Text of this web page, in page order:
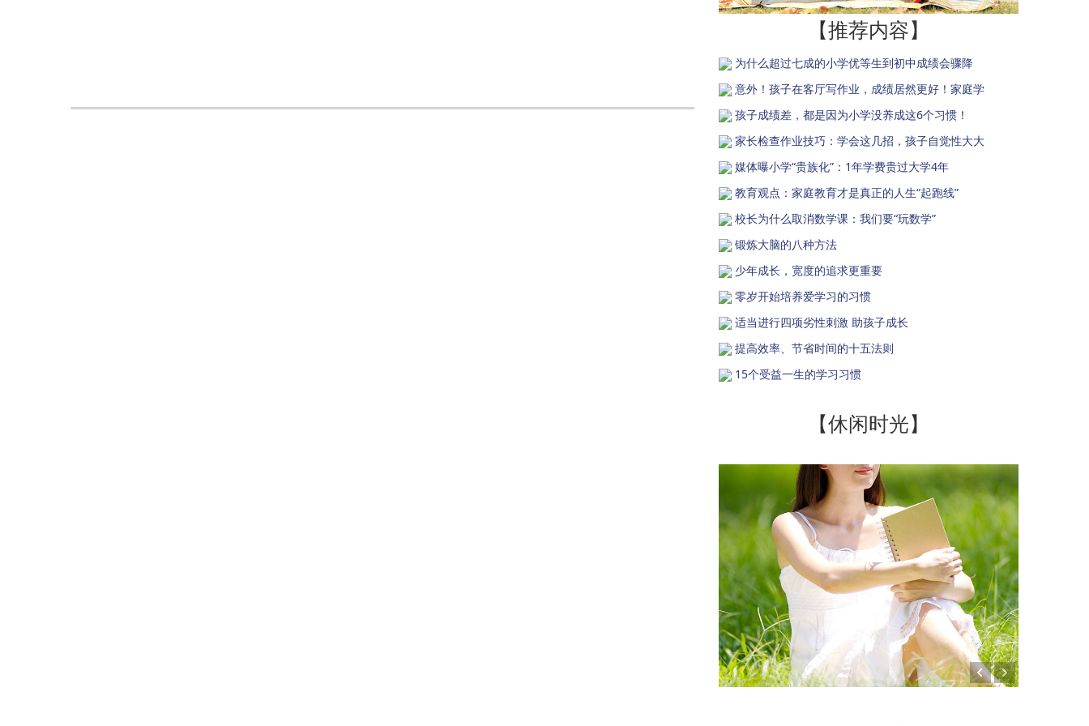
【推荐内容】
为什么超过七成的小学优等生到初中成绩会骤降
意外！孩子在客厅写作业，成绩居然更好！家庭学
孩子成绩差，都是因为小学没养成这6个习惯！
家长检查作业技巧：学会这几招，孩子自觉性大大
媒体曝小学“贵族化”：1年学费贵过大学4年
教育观点：家庭教育才是真正的人生“起跑线”
校长为什么取消数学课：我们要“玩数学”
锻炼大脑的八种方法
少年成长，宽度的追求更重要
零岁开始培养爱学习的习惯
适当进行四项劣性刺激 助孩子成长
提高效率、节省时间的十五法则
15个受益一生的学习习惯
【休闲时光】